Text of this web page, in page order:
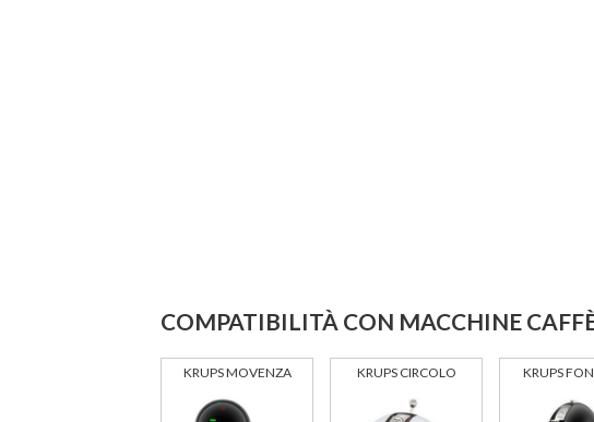
COMPATIBILITÀ CON MACCHINE
KRUPS MOVENZA KRUPS CIRCOLO KRUPS